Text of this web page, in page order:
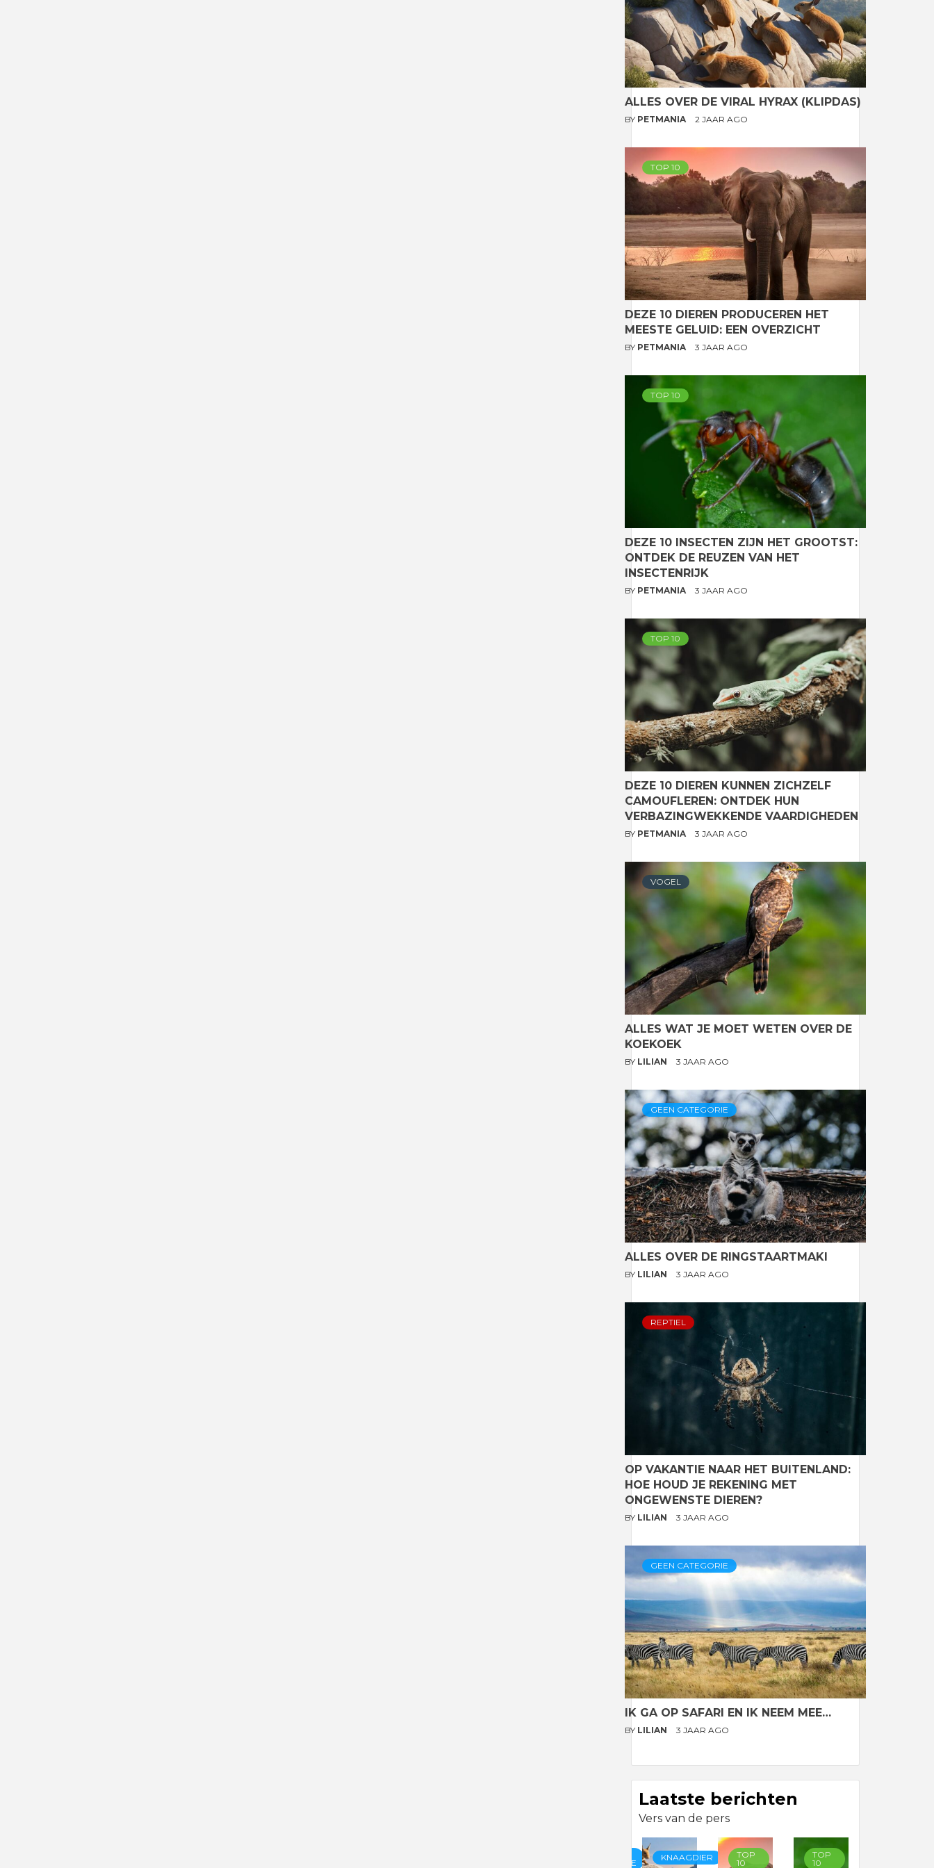
ALLES OVER DE VIRAL HYRAX (KLIPDAS)
BY PETMANIA 2 JAAR AGO
TOP 10
DEZE 10 DIEREN PRODUCEREN HET
MEESTE GELUID: EEN OVERZICHT
BY PETMANIA 3 JAAR AGO
TOP 10
DEZE 10 INSECTEN ZIJN HET GROOTST:
ONTDEK DE REUZEN VAN HET
INSECTENRIJK
BY PETMANIA 3 JAAR AGO
TOP 10
DEZE 10 DIEREN KUNNEN ZICHZELF
CAMOUFLEREN: ONTDEK HUN
VERBAZINGWEKKENDE VAARDIGHEDEN
BY PETMANIA 3 JAAR AGO
VOGEL
ALLES WAT JE MOET WETEN OVER DE
KOEKOEK
BY LILIAN 3 JAAR AGO
GEEN CATEGORIE
ALLES OVER DE RINGSTAARTMAKI
BY LILIAN 3 JAAR AGO
REPTIEL
OP VAKANTIE NAAR HET BUITENLAND:
HOE HOUD JE REKENING MET
ONGEWENSTE DIEREN?
BY LILIAN 3 JAAR AGO
GEEN CATEGORIE
IK GA OP SAFARI EN IK NEEM MEE…
BY LILIAN 3 JAAR AGO
Laatste berichten
Vers van de pers
CATEGORIE
KNAAGDIER
TOP
10
TOP
10